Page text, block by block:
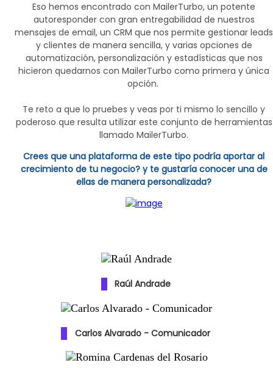
Eso hemos encontrado con MailerTurbo, un potente
autoresponder con gran entregabilidad de nuestros
mensajes de email, un CRM que nos permite gestionar leads
y clientes de manera sencilla, y varias opciones de
automatización, personalización y estadísticas que nos
hicieron quedarnos con MailerTurbo como primera y única
opción.
Te reto a que lo pruebes y veas por ti mismo lo sencillo y
poderoso que resulta utilizar este conjunto de herramientas
llamado MailerTurbo.
Crees que una plataforma de este tipo podría aportar al
crecimiento de tu negocio? y te gustaría conocer una de
ellas de manera personalizada?
Raúl Andrade
Carlos Alvarado - Comunicador